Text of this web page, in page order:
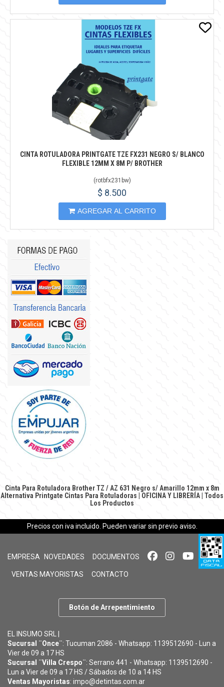
CINTA ROTULADORA PRINTGATE TZE FX231 NEGRO S/ BLANCO
FLEXIBLE 12MM X 8M P/ BROTHER
(rotbfx231bw)
$ 8.500
AGREGAR AL CARRITO
Cinta Para Rotuladora Brother TZ / AZ 631 Negro s/ Amarillo 12mm x 8m
Alternativa Printgate Cintas Para Rotuladoras OFICINA Y LIBRERÍA Todos
Los Productos
Precios con iva incluido. Pueden variar sin previo aviso.
EMPRESA NOVEDADES DOCUMENTOS
VENTAS MAYORISTAS CONTACTO
Botón de Arrepentimiento
EL INSUMO SRL |
Sucursal ¨Once¨: Tucuman 2086 - Whatsapp: 1139512690 - Lun a
Vier de 09 a 17 HS
Sucursal ¨Villa Crespo¨: Serrano 441 - Whatsapp: 1139512690 -
Lun a Vier de 09 a 17 HS / Sábados de 10 a 14 HS
Ventas Mayoristas: impo@detintas.com.ar